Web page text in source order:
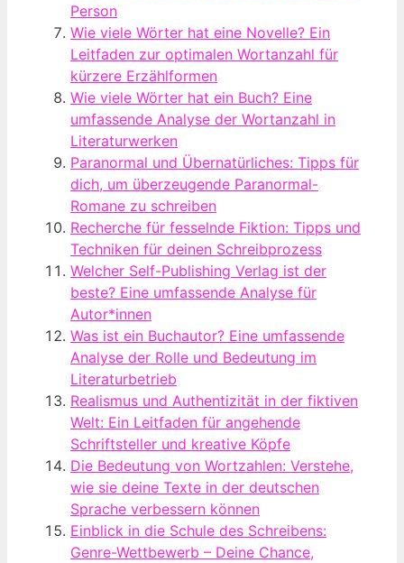
Person
Wie viele Wörter hat eine Novelle? Ein
Leitfaden zur optimalen Wortanzahl für
kürzere Erzählformen
Wie viele Wörter hat ein Buch? Eine
umfassende Analyse der Wortanzahl in
Literaturwerken
Paranormal und Übernatürliches: Tipps für
dich, um überzeugende Paranormal-
Romane zu schreiben
Recherche für fesselnde Fiktion: Tipps und
Techniken für deinen Schreibprozess
Welcher Self-Publishing Verlag ist der
beste? Eine umfassende Analyse für
Autor*innen
Was ist ein Buchautor? Eine umfassende
Analyse der Rolle und Bedeutung im
Literaturbetrieb
Realismus und Authentizität in der fiktiven
Welt: Ein Leitfaden für angehende
Schriftsteller und kreative Köpfe
Die Bedeutung von Wortzahlen: Verstehe,
wie sie deine Texte in der deutschen
Sprache verbessern können
Einblick in die Schule des Schreibens:
Genre-Wettbewerb – Deine Chance,